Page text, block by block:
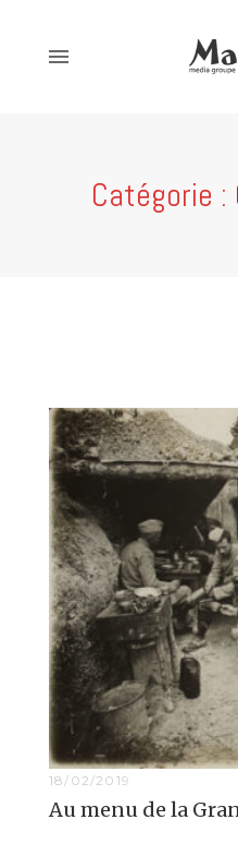
Catégorie :
18/02/2019
Au menu de la